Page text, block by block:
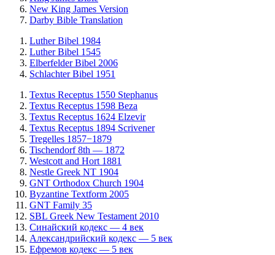
New King James Version
Darby Bible Translation
Luther Bibel 1984
Luther Bibel 1545
Elberfelder Bibel 2006
Schlachter Bibel 1951
Textus Receptus 1550 Stephanus
Textus Receptus 1598 Beza
Textus Receptus 1624 Elzevir
Textus Receptus 1894 Scrivener
Tregelles 1857−1879
Tischendorf 8th — 1872
Westcott and Hort 1881
Nestle Greek NT 1904
GNT Orthodox Church 1904
Byzantine Textform 2005
GNT Family 35
SBL Greek New Testament 2010
Синайский кодекс — 4 век
Александрийский кодекс — 5 век
Ефремов кодекс — 5 век